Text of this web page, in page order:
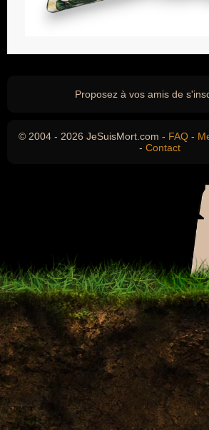
Proposez à vos amis de
© 2004 - 2026 JeSuisMort.com - FAQ -
- Contact